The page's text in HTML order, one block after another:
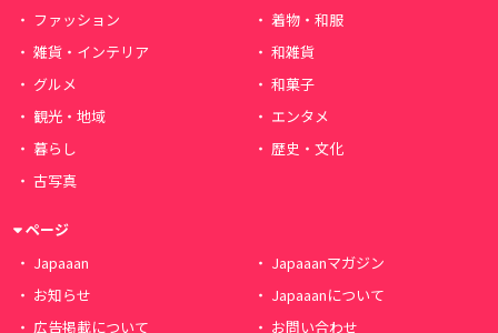
ファッション
着物・和服
雑貨・インテリア
和雑貨
グルメ
和菓子
観光・地域
エンタメ
暮らし
歴史・文化
古写真
ページ
Japaaan
Japaaanマガジン
お知らせ
Japaaanについて
広告掲載について
お問い合わせ